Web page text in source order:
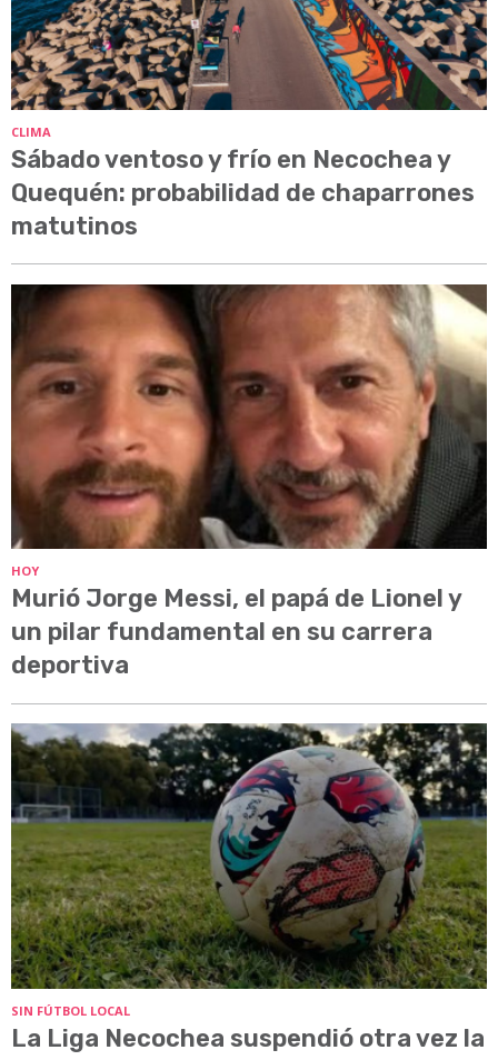
CLIMA
Sábado ventoso y frío en Necochea y
Quequén: probabilidad de chaparrones
matutinos
HOY
Murió Jorge Messi, el papá de Lionel y
un pilar fundamental en su carrera
deportiva
SIN FÚTBOL LOCAL
La Liga Necochea suspendió otra vez la